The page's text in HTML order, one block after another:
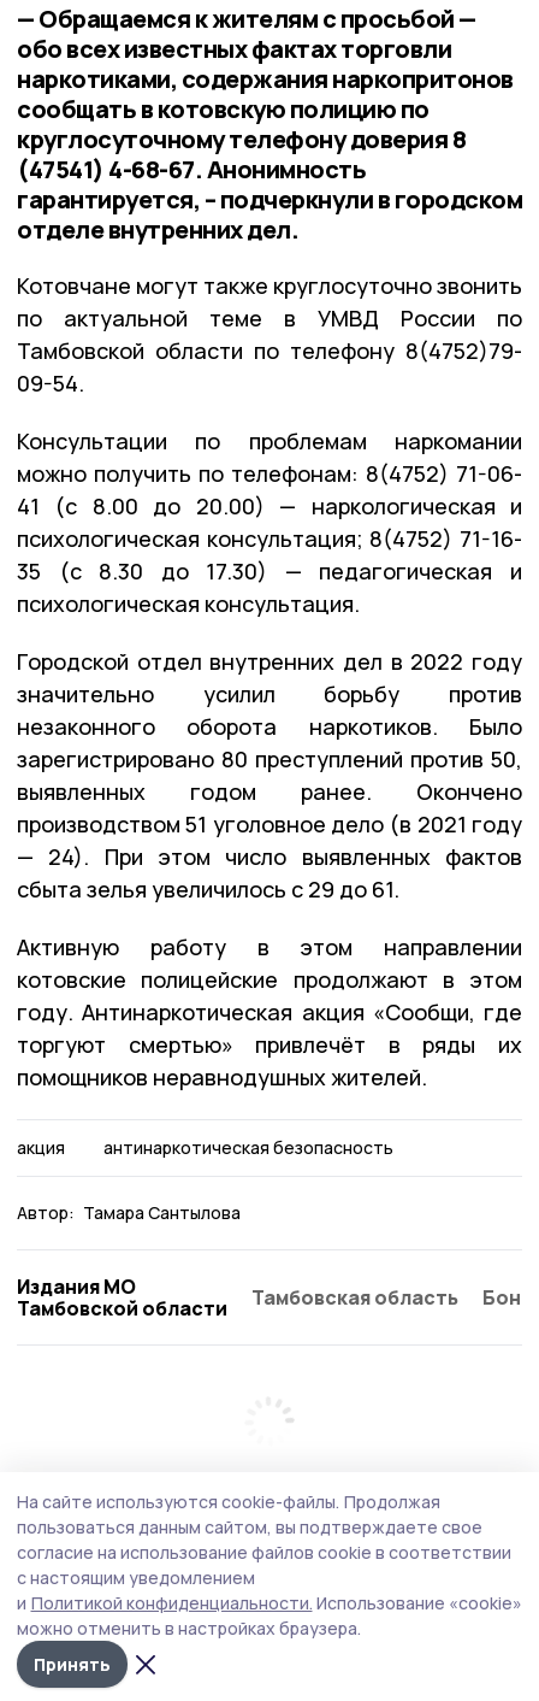
— Обращаемся к жителям с просьбой —
обо всех известных фактах торговли
наркотиками, содержания наркопритонов
сообщать в котовскую полицию по
круглосуточному телефону доверия 8
(47541) 4-68-67. Анонимность
гарантируется, – подчеркнули в городском
отделе внутренних дел.
Котовчане могут также круглосуточно звонить
по актуальной теме в УМВД России по
Тамбовской области по телефону 8(4752)79-
09-54.
Консультации по проблемам наркомании
можно получить по телефонам: 8(4752) 71-06-
41 (с 8.00 до 20.00) — наркологическая и
психологическая консультация; 8(4752) 71-16-
35 (с 8.30 до 17.30) — педагогическая и
психологическая консультация.
Городской отдел внутренних дел в 2022 году
значительно усилил борьбу против
незаконного оборота наркотиков. Было
зарегистрировано 80 преступлений против 50,
выявленных годом ранее. Окончено
производством 51 уголовное дело (в 2021 году
— 24). При этом число выявленных фактов
сбыта зелья увеличилось с 29 до 61.
Активную работу в этом направлении
котовские полицейские продолжают в этом
году. Антинаркотическая акция «Сообщи, где
торгуют смертью» привлечёт в ряды их
помощников неравнодушных жителей.
акция антинаркотическая безопасность
Автор: Тамара Сантылова
Издания МО
Тамбовской области
Тамбовская область
На сайте используются cookie-файлы. Продолжая
пользоваться данным сайтом, вы подтверждаете свое
согласие на использование файлов cookie в соответствии
с настоящим уведомлением
и Политикой конфиденциальности. Использование «cookie»
можно отменить в настройках браузера.
Принять